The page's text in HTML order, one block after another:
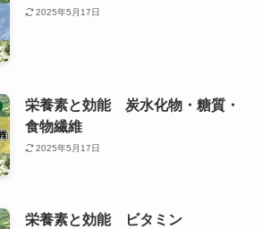
2025年5月17日
栄養素と効能 炭水化物・糖質・
食物繊維
2025年5月17日
栄養素と効能 ビタミン